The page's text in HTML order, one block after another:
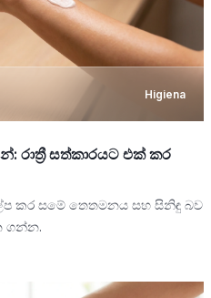
Higiena
සත්කාරයට එක් කර
කර සමේ තෙතමනය සහ සිනිඳු බව
ගන්න.